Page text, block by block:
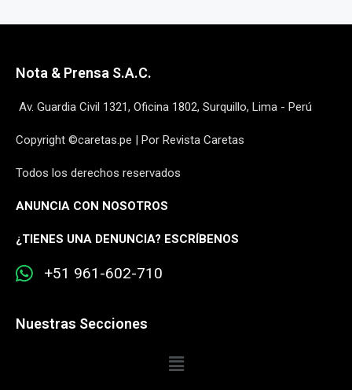
Nota & Prensa S.A.C.
Av. Guardia Civil 1321, Oficina 1802, Surquillo, Lima - Perú
Copyright ©caretas.pe | Por Revista Caretas
Todos los derechos reservados
ANUNCIA CON NOSOTROS
¿TIENES UNA DENUNCIA? ESCRÍBENOS
+51 961-602-710
Nuestras Secciones